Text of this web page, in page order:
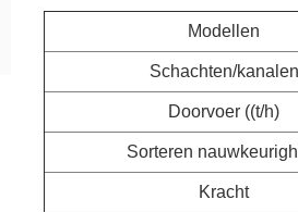
Modellen
Schachten/kanalen
Doorvoer ((t/h)
Sorteren
Kracht